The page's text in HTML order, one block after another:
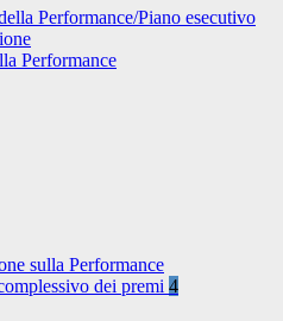
Performance/Piano esecutivo
Performance
sulla Performance
dei premi 4